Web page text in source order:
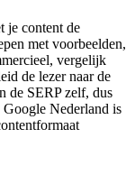
je content de
met voorbeelden,
vergelijk
de lezer naar de
de SERP zelf, dus
Google Nederland is